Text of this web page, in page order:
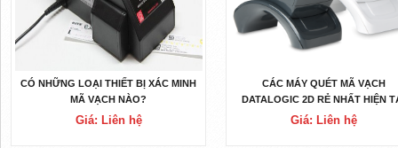
CÓ NHỮNG LOẠI THIẾT BỊ XÁC MINH
MÃ VẠCH NÀO?
Giá: Liên hệ
CÁC MÁY QUÉT MÃ VẠCH
DATALOGIC 2D RẺ NHẤT HIỆN
Giá: Liên hệ